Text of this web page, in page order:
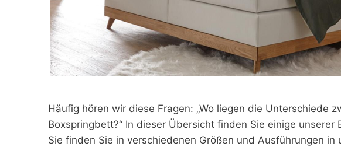
Häufig hören wir diese Fragen: „Wo liegen die Unterschiede
Boxspringbett?“ In dieser Übersicht finden Sie einige
Sie finden Sie in verschiedenen Größen und Ausführungen